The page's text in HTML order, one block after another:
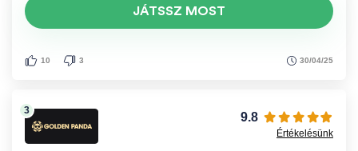
30/04/25
JÁTSSZ MOST
10 3
9.8
Értékelésünk